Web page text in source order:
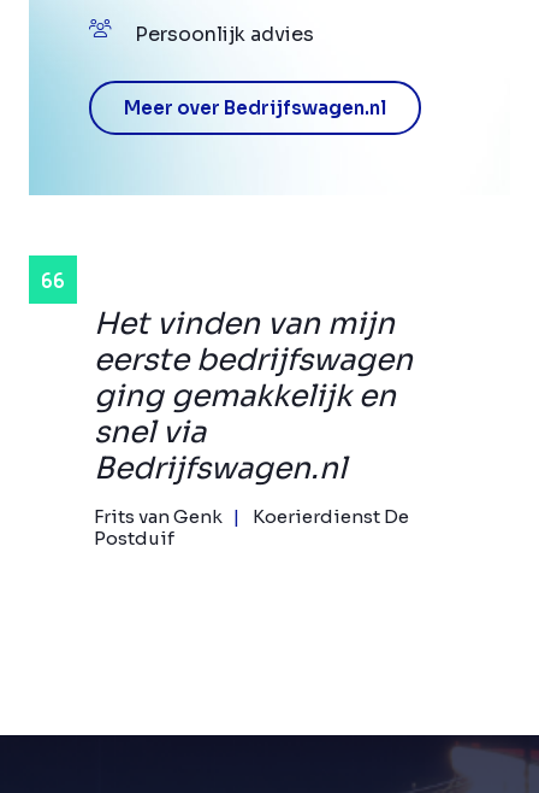
Het vinden van mijn
eerste bedrijfswagen
ging gemakkelijk en
snel via
Bedrijfswagen.nl
Frits van Genk
Koerierdienst De
Postduif
Persoonlijk advies
Meer over Bedrijfswagen.nl